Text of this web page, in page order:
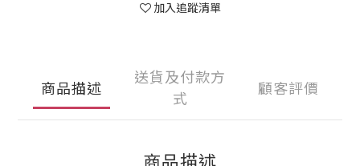
加入追蹤清單
商品描述
送貨及付款方
式
顧客評價
商品描述